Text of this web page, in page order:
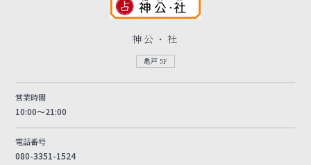
神公・社
亀戸 5F
営業時間
10:00～21:00
電話番号
080-3351-1524